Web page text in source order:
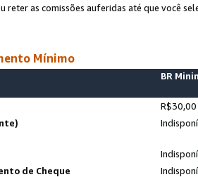
reter as comissões auferidas até que você
Mínimo
BR
R$30,00
de Cheque